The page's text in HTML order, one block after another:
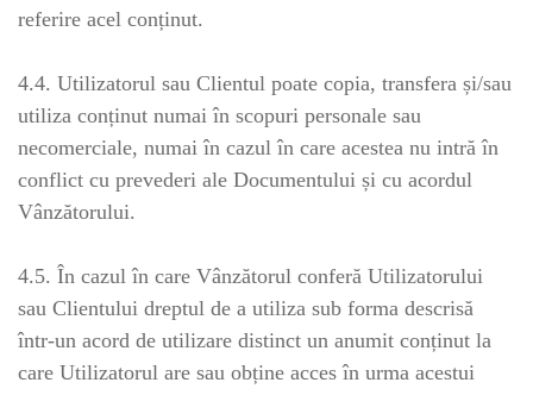
referire acel conținut.
4.4. Utilizatorul sau Clientul poate copia, transfera și/sau
utiliza conținut numai în scopuri personale sau
necomerciale, numai în cazul în care acestea nu intră în
conflict cu prevederi ale Documentului și cu acordul
Vânzătorului.
4.5. În cazul în care Vânzătorul conferă Utilizatorului
sau Clientului dreptul de a utiliza sub forma descrisă
într-un acord de utilizare distinct un anumit conținut la
care Utilizatorul are sau obține acces în urma acestui